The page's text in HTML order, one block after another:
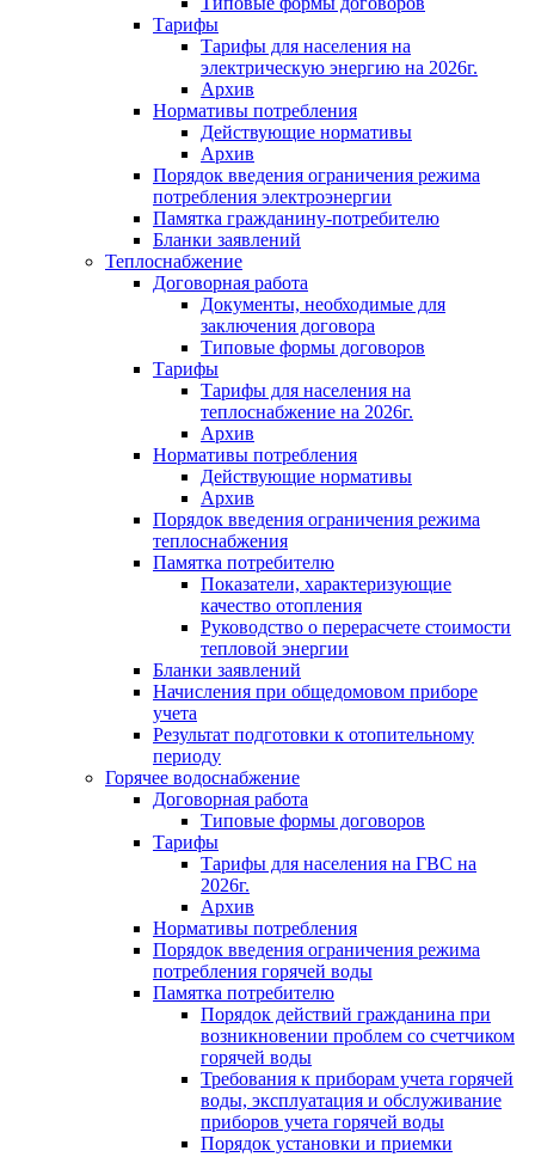
Тарифы
Тарифы для населения на
электрическую энергию на 2026г.
Архив
Нормативы потребления
Действующие нормативы
Архив
Порядок введения ограничения режима
потребления электроэнергии
Памятка гражданину-потребителю
Бланки заявлений
Теплоснабжение
Договорная работа
Документы, необходимые для
заключения договора
Типовые формы договоров
Тарифы
Тарифы для населения на
теплоснабжение на 2026г.
Архив
Нормативы потребления
Действующие нормативы
Архив
Порядок введения ограничения режима
теплоснабжения
Памятка потребителю
Показатели, характеризующие
качество отопления
Руководство о перерасчете стоимости
тепловой энергии
Бланки заявлений
Начисления при общедомовом приборе
учета
Результат подготовки к отопительному
периоду
Горячее водоснабжение
Договорная работа
Типовые формы договоров
Тарифы
Тарифы для населения на ГВС на
2026г.
Архив
Нормативы потребления
Порядок введения ограничения режима
потребления горячей воды
Памятка потребителю
Порядок действий гражданина при
возникновении проблем со счетчиком
горячей воды
Требования к приборам учета горячей
воды, эксплуатация и обслуживание
приборов учета горячей воды
Порядок установки и приемки